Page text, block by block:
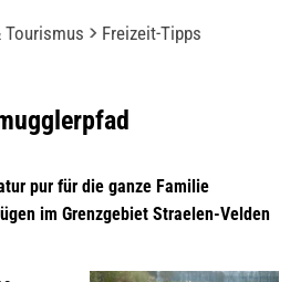
Tourismus
Freizeit-Tipps
pur für die ganze Familie
im Grenzgebiet Straelen-Velden